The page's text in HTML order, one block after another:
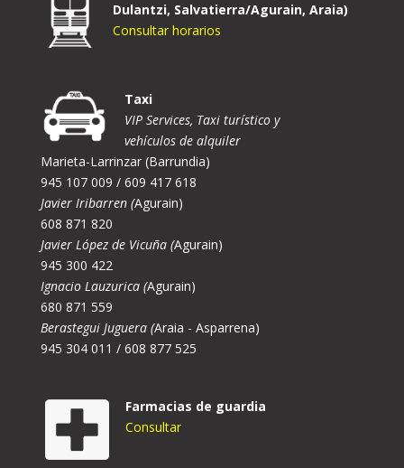
Dulantzi, Salvatierra/Agurain, Araia)
Consultar horarios
Taxi
VIP Services, Taxi turístico y
vehículos de alquiler
Marieta-Larrinzar (Barrundia)
945 107 009 / 609 417 618
Javier Iribarren (Agurain)
608 871 820
Javier López de Vicuña (Agurain)
945 300 422
Ignacio Lauzurica (Agurain)
680 871 559
Berastegui Juguera (Araia - Asparrena)
945 304 011 / 608 877 525
Farmacias de guardia
Consultar